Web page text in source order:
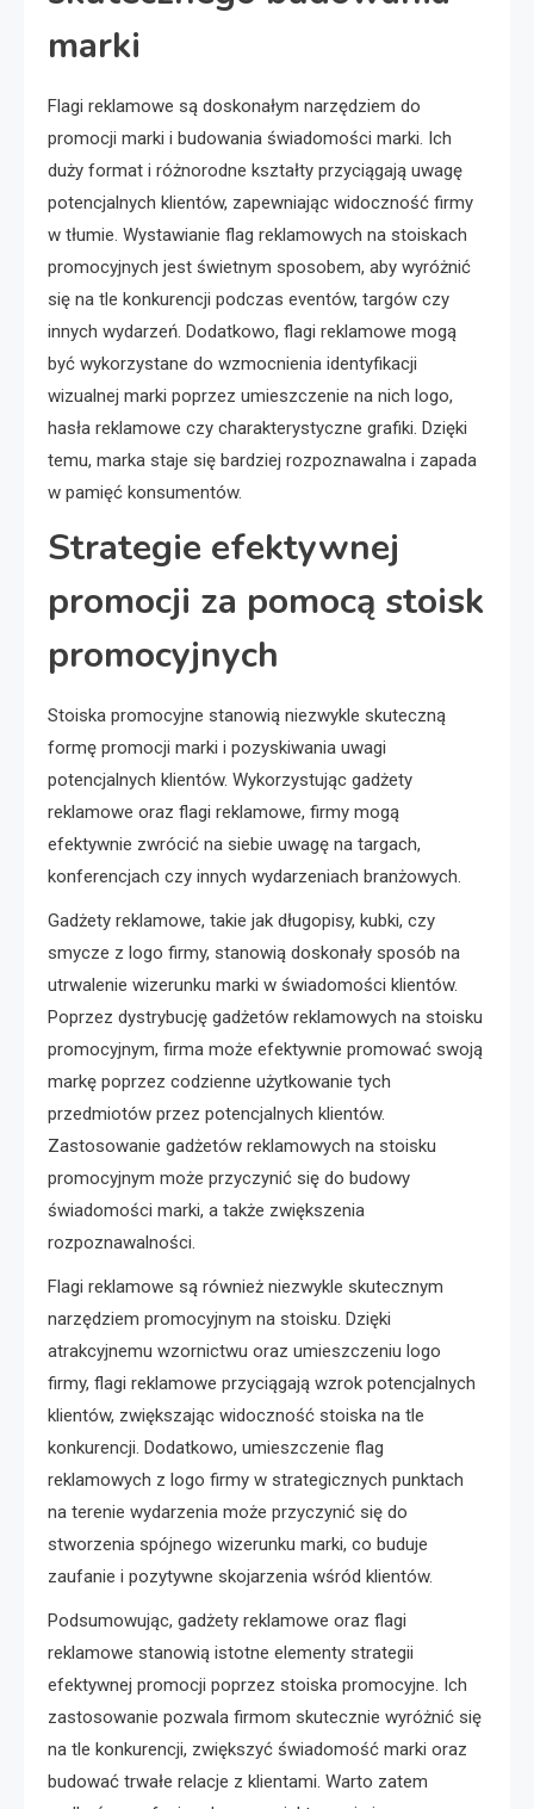
marki
Flagi reklamowe są doskonałym narzędziem do
promocji marki i budowania świadomości marki. Ich
duży format i różnorodne kształty przyciągają uwagę
potencjalnych klientów, zapewniając widoczność firmy
w tłumie. Wystawianie flag reklamowych na stoiskach
promocyjnych jest świetnym sposobem, aby wyróżnić
się na tle konkurencji podczas eventów, targów czy
innych wydarzeń. Dodatkowo, flagi reklamowe mogą
być wykorzystane do wzmocnienia identyfikacji
wizualnej marki poprzez umieszczenie na nich logo,
hasła reklamowe czy charakterystyczne grafiki. Dzięki
temu, marka staje się bardziej rozpoznawalna i zapada
w pamięć konsumentów.
Strategie efektywnej
promocji za pomocą stoisk
promocyjnych
Stoiska promocyjne stanowią niezwykle skuteczną
formę promocji marki i pozyskiwania uwagi
potencjalnych klientów. Wykorzystując gadżety
reklamowe oraz flagi reklamowe, firmy mogą
efektywnie zwrócić na siebie uwagę na targach,
konferencjach czy innych wydarzeniach branżowych.
Gadżety reklamowe, takie jak długopisy, kubki, czy
smycze z logo firmy, stanowią doskonały sposób na
utrwalenie wizerunku marki w świadomości klientów.
Poprzez dystrybucję gadżetów reklamowych na stoisku
promocyjnym, firma może efektywnie promować swoją
markę poprzez codzienne użytkowanie tych
przedmiotów przez potencjalnych klientów.
Zastosowanie gadżetów reklamowych na stoisku
promocyjnym może przyczynić się do budowy
świadomości marki, a także zwiększenia
rozpoznawalności.
Flagi reklamowe są również niezwykle skutecznym
narzędziem promocyjnym na stoisku. Dzięki
atrakcyjnemu wzornictwu oraz umieszczeniu logo
firmy, flagi reklamowe przyciągają wzrok potencjalnych
klientów, zwiększając widoczność stoiska na tle
konkurencji. Dodatkowo, umieszczenie flag
reklamowych z logo firmy w strategicznych punktach
na terenie wydarzenia może przyczynić się do
stworzenia spójnego wizerunku marki, co buduje
zaufanie i pozytywne skojarzenia wśród klientów.
Podsumowując, gadżety reklamowe oraz flagi
reklamowe stanowią istotne elementy strategii
efektywnej promocji poprzez stoiska promocyjne. Ich
zastosowanie pozwala firmom skutecznie wyróżnić się
na tle konkurencji, zwiększyć świadomość marki oraz
budować trwałe relacje z klientami. Warto zatem